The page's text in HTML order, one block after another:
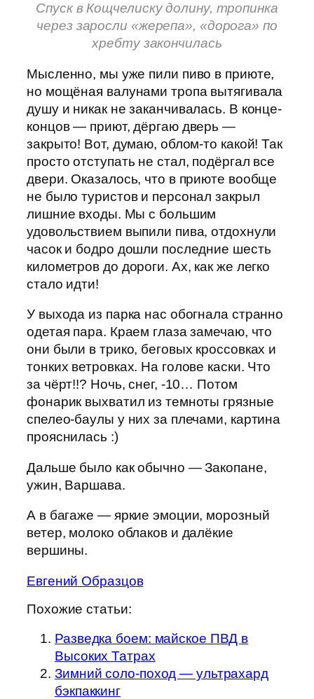
Спуск в Кощчелиску долину, тропинка
через заросли «жерепа», «дорога» по
хребту закончилась
Мысленно, мы уже пили пиво в приюте,
но мощёная валунами тропа вытягивала
душу и никак не заканчивалась. В конце-
концов — приют, дёргаю дверь —
закрыто! Вот, думаю, облом-то какой! Так
просто отступать не стал, подёргал все
двери. Оказалось, что в приюте вообще
не было туристов и персонал закрыл
лишние входы. Мы с большим
удовольствием выпили пива, отдохнули
часок и бодро дошли последние шесть
километров до дороги. Ах, как же легко
стало идти!
У выхода из парка нас обогнала странно
одетая пара. Краем глаза замечаю, что
они были в трико, беговых кроссовках и
тонких ветровках. На голове каски. Что
за чёрт!!? Ночь, снег, -10… Потом
фонарик выхватил из темноты грязные
спелео-баулы у них за плечами, картина
прояснилась :)
Дальше было как обычно — Закопане,
ужин, Варшава.
А в багаже — яркие эмоции, морозный
ветер, молоко облаков и далёкие
вершины.
Евгений Образцов
Похожие статьи:
Разведка боем: майское ПВД в
Высоких Татрах
Зимний соло-поход — ультрахард
бэкпаккинг